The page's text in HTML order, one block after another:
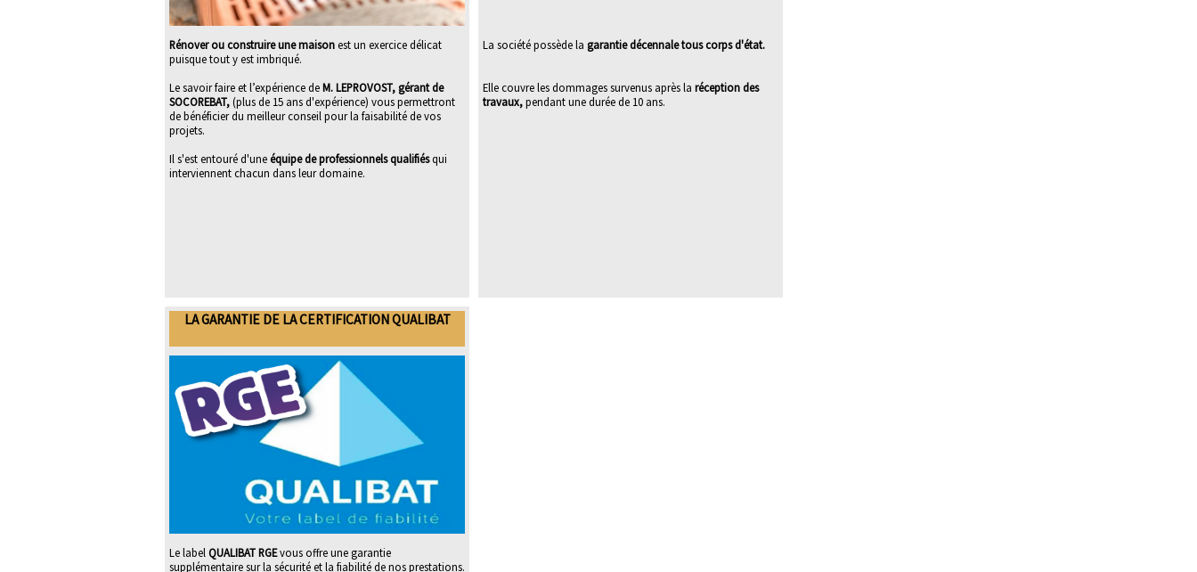
Rénover ou construire une maisonest un exercice délicat
puisque tout y est imbriqué.
Le savoir faire et l’expérience deM. LEPROVOST, gérant de
SOCOREBAT,(plus de 15 ans d'expérience) vous permettront
de bénéficier du meilleur conseil pour la faisabilité de vos
projets.
Il s'est entouré d'uneéquipe de professionnels qualifiésqui
interviennent chacun dans leur domaine.
La société possède la garantie décennale tous corps d'état.
Elle couvre les dommages survenus après laréception des
travaux,pendant une durée de 10 ans.
LA GARANTIE DE LA CERTIFICATION QUALIBAT
Le label QUALIBAT RGEvous offre une garantie
supplémentaire sur la sécurité et la fiabilité de nos prestations.